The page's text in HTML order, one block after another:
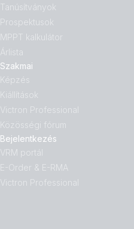
Tanúsítványok
Prospektusok
MPPT kalkulátor
Árlista
Szakmai
Képzés
Kiállítások
Victron Professional
Közösségi fórum
Bejelentkezés
VRM portál
E-Order & E-RMA
Victron Professional